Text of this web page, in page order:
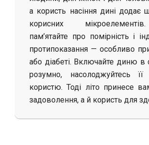
а користь насіння дині додає
корисних
пам’ятайте про помірність і
протипоказання — особливо при
або діабеті. Включайте диню в
розумно, насолоджуйтесь
користю. Тоді літо принесе
задоволення, а й користь для
2025-